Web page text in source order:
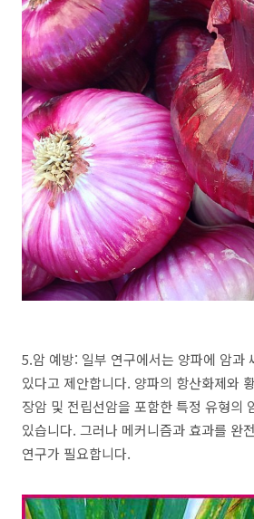
5.암 예방: 일부 연구에서는 양파에 암과
있다고 제안합니다. 양파의 항산화제와
장암 및 전립선암을 포함한 특정 유형의
있습니다. 그러나 메커니즘과 효과를 완
연구가 필요합니다.